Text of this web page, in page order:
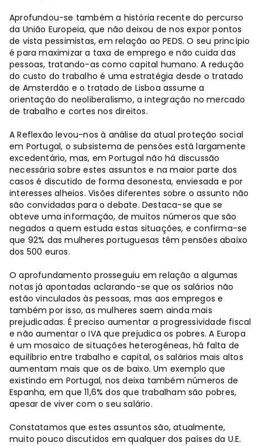
Aprofundou-se também a história recente do percurso
da União Europeia, que não deixou de nos expor pontos
de vista pessimistas, em relação ao PEDS. O seu princípio
é para maximizar a taxa de emprego e não cuida das
pessoas, tratando-as como capital humano. A redução
do custo do trabalho é uma estratégia desde o tratado
de Amsterdão e o tratado de Lisboa assume a
orientação do neoliberalismo, a integração no mercado
de trabalho e cortes nos direitos.
A Reflexão levou-nos à análise da atual proteção social
em Portugal, o subsistema de pensões está largamente
excedentário, mas, em Portugal não há discussão
necessária sobre estes assuntos e na maior parte dos
casos é discutido de forma desonesta, enviesada e por
interesses alheios. Visões diferentes sobre o assunto não
são convidadas para o debate. Destaca-se que se
obteve uma informação, de muitos números que são
negados a quem estuda estas situações, e confirma-se
que 92% das mulheres portuguesas têm pensões abaixo
dos 500 euros.
O aprofundamento prosseguiu em relação a algumas
notas já apontadas aclarando-se que os salários não
estão vinculados às pessoas, mas aos empregos e
também por isso, as mulheres saem ainda mais
prejudicadas. É preciso aumentar a progressividade fiscal
e não aumentar o IVA que prejudica os pobres. A Europa
é um mosaico de situações heterogéneas, há falta de
equilíbrio entre trabalho e capital, os salários mais altos
aumentam mais que os de baixo. Um exemplo que
existindo em Portugal, nos deixa também números de
Espanha, em que 11,6% dos que trabalham são pobres,
apesar de viver com o seu salário.
Constatamos que estes assuntos são, atualmente,
muito pouco discutidos em qualquer dos países da U.E.